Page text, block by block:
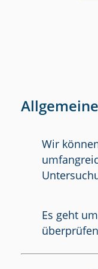
Wir
Es geht